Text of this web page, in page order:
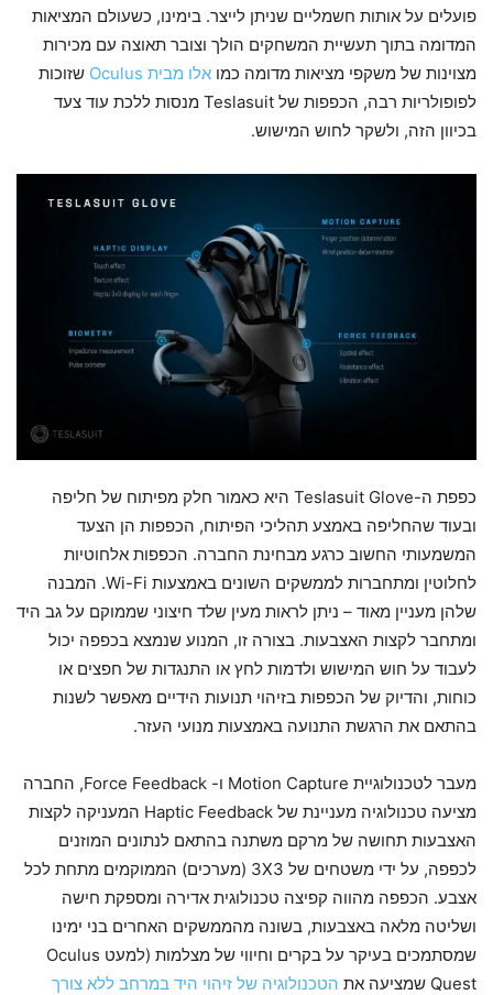
פועלים על אותות חשמליים שניתן לייצר. בימינו, כשעולם המציאות
המדומה בתוך תעשיית המשחקים הולך וצובר תאוצה עם מכירות
מצוינות של משקפי מציאות מדומה כמו אלו מבית Oculus
שזוכות
לפופולריות רבה, הכפפות של Teslasuit מנסות ללכת עוד צעד
בכיוון הזה, ולשקר לחוש המישוש.
כפפת ה-Teslasuit Glove היא כאמור חלק מפיתוח של חליפה
ובעוד שהחליפה באמצע תהליכי הפיתוח, הכפפות הן הצעד
המשמעותי החשוב כרגע מבחינת החברה. הכפפות אלחוטיות
לחלוטין ומתחברות לממשקים השונים באמצעות Wi-Fi. המבנה
שלהן מעניין מאוד – ניתן לראות מעין שלד חיצוני שממוקם על גב היד
ומתחבר לקצות האצבעות. בצורה זו, המנוע שנמצא בכפפה יכול
לעבוד על חוש המישוש ולדמות לחץ או התנגדות של חפצים או
כוחות, והדיוק של הכפפות בזיהוי תנועות הידיים מאפשר לשנות
בהתאם את הרגשת התנועה באמצעות מנועי העזר.
מעבר לטכנולוגיית Motion Capture ו- Force Feedback, החברה
מציעה טכנולוגיה מעניינת של Haptic Feedback המעניקה לקצות
האצבעות תחושה של מרקם משתנה בהתאם לנתונים המוזנים
לכפפה, על ידי משטחים של 3X3 (מערכים) הממוקמים מתחת לכל
אצבע. הכפפה מהווה קפיצה טכנולוגית אדירה ומספקת חישה
ושליטה מלאה באצבעות, בשונה מהממשקים האחרים בני ימינו
שמסתמכים בעיקר על בקרים וחיווי של מצלמות (למעט Oculus
Quest שמציעה את
הטכנולוגיה של זיהוי היד במרחב ללא צורך